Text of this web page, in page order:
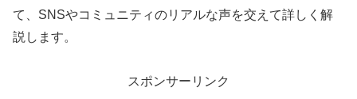
て、SNSやコミュニティのリアルな声を交えて詳しく解
説します。
スポンサーリンク